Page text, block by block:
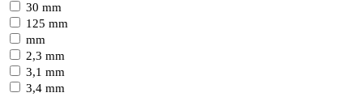
30 mm
125 mm
mm
2,3 mm
3,1 mm
3,4 mm